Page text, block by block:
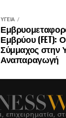
ΥΓΕΊΑ
Εμβρύου (FET):
Σύμμαχος στην
Αναπαραγωγή